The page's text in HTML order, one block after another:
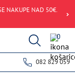
NAKUPE NAD 50€.
0
082 829 059